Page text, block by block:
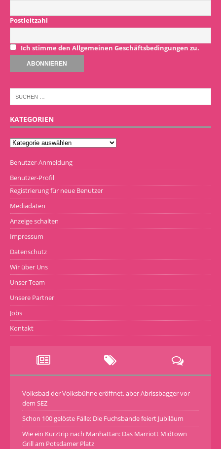
Postleitzahl
Ich stimme den Allgemeinen Geschäftsbedingungen zu.
KATEGORIEN
Benutzer-Anmeldung
Benutzer-Profil
Registrierung für neue Benutzer
Mediadaten
Anzeige schalten
Impressum
Datenschutz
Wir über Uns
Unser Team
Unsere Partner
Jobs
Kontakt
Volksbad der Volksbühne eröffnet, aber Abrissbagger vor
dem SEZ
Schon 100 gelöste Fälle: Die Fuchsbande feiert Jubiläum
Wie ein Kurztrip nach Manhattan: Das Marriott Midtown
Grill am Potsdamer Platz